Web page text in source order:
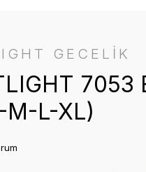
GECELİK
7053
M-L-XL)